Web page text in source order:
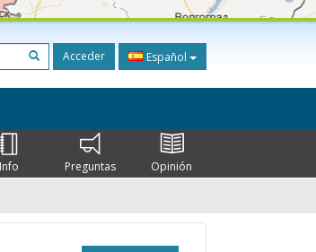
Acceder Español
Info Preguntas Opinión